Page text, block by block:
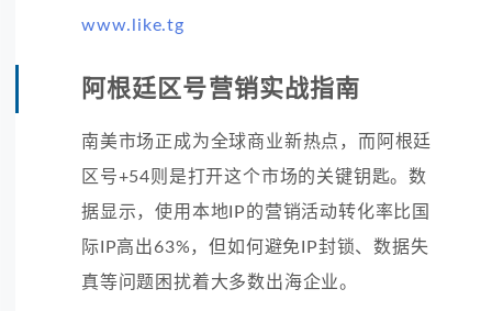
www.like.tg
阿根廷区号营销实战指南
南美市场正成为全球商业新热点，而阿根廷
区号+54则是打开这个市场的关键钥匙。数
据显示，使用本地IP的营销活动转化率比国
际IP高出63%，但如何避免IP封锁、数据失
真等问题困扰着大多数出海企业。